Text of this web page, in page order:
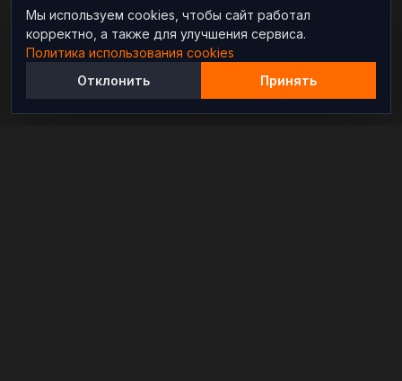
Мы используем cookies, чтобы сайт работал
корректно, а также для улучшения сервиса.
Политика использования cookies
Отклонить
Принять